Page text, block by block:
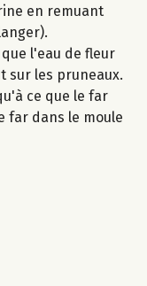
en remuant
l'eau de fleur
sur les pruneaux.
ce que le far
far dans le moule